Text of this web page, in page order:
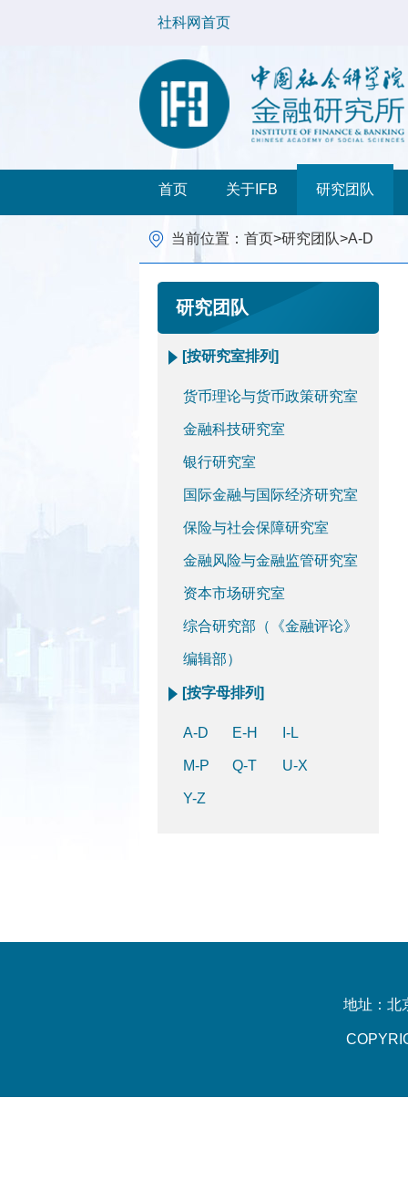
社科网首页
首页 关于IFB 研究团队
当前位置： 首页>研究团队>A-D
研究团队
[按研究室排列]
货币理论与货币政策研究室
金融科技研究室
银行研究室
国际金融与国际经济研究室
保险与社会保障研究室
金融风险与金融监管研究室
资本市场研究室
综合研究部（《金融评论》
编辑部）
[按字母排列]
A-D E-H I-L
M-P Q-T U-X
Y-Z
地址：